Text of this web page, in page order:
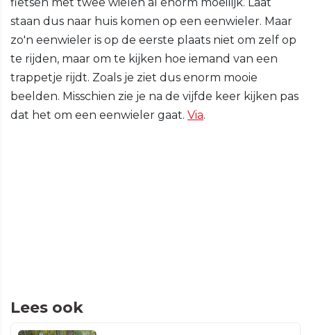
staan dus naar huis komen op een eenwieler. Maar
zo'n eenwieler is op de eerste plaats niet om zelf op
te rijden, maar om te kijken hoe iemand van een
trappetje rijdt. Zoals je ziet dus enorm mooie
beelden. Misschien zie je na de vijfde keer kijken pas
dat het om een eenwieler gaat. Via.
Lees ook